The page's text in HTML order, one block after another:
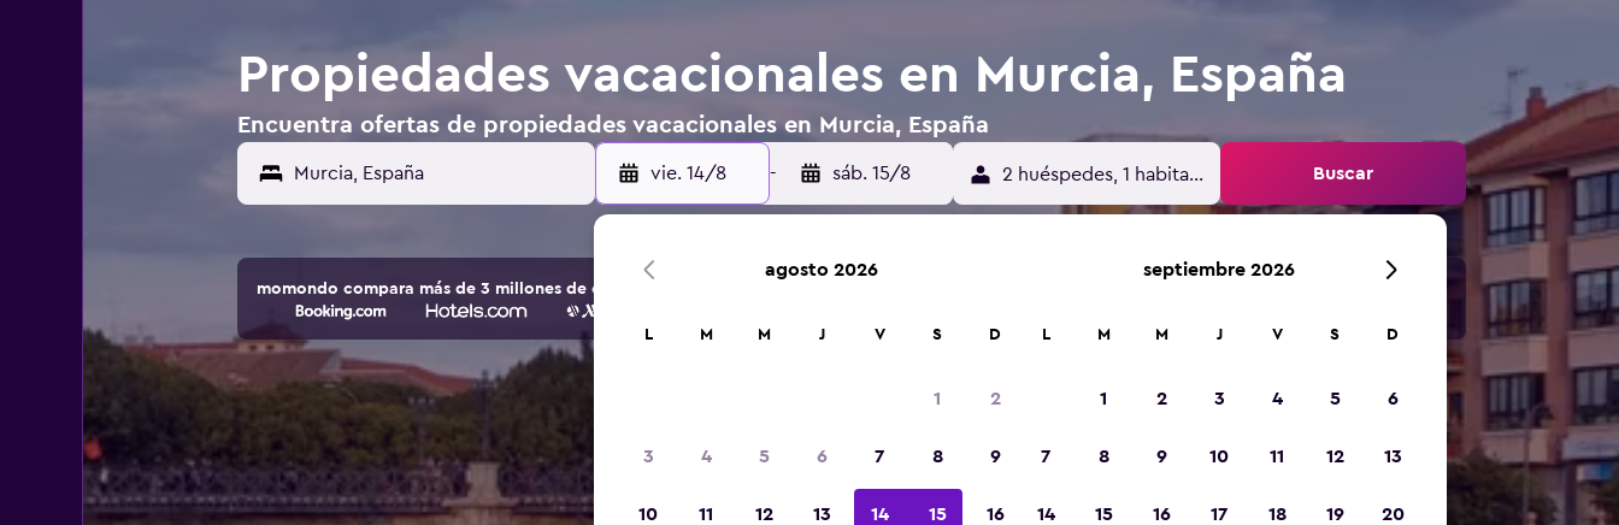
Propiedades vacacionales en Murcia, España
Encuentra ofertas de propiedades vacacionales en Murcia, España
Murcia, España vie. 14/8 - sáb. 15/8 2 huéspedes, 1 habitación Buscar
momondo compara más de 3 millones de opciones de hoteles y alojamientos.
agosto 2026
L M M J V S D
1 2
3 4 5 6 7 8 9
10 11 12 13 14 15 16
septiembre 2026
L M M J V S D
1 2 3 4 5 6
7 8 9 10 11 12 13
14 15 16 17 18 19 20